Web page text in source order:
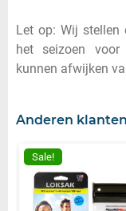
Let op: Wij stellen
het seizoen voor
kunnen afwijken
Anderen
Sale!